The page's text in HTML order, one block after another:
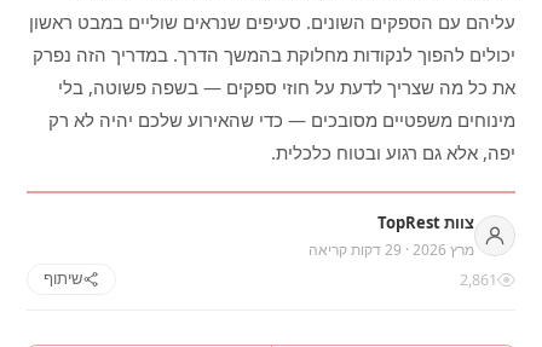
עליהם עם הספקים השונים. סעיפים שנראים שוליים במבט ראשון
יכולים להפוך לנקודות מחלוקת בהמשך הדרך. במדריך הזה נפרק
את כל מה שצריך לדעת על חוזי ספקים — בשפה פשוטה, בלי
מינוחים משפטיים מסובכים — כדי שהאירוע שלכם יהיה לא רק
יפה, אלא גם רגוע ובטוח כלכלית.
צוות TopRest
מרץ 2026 · 29 דקות קריאה
2,861
שיתוף